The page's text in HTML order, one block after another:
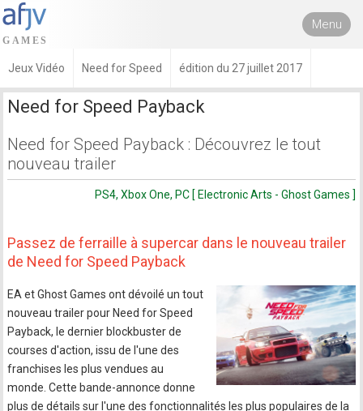
Menu
Jeux Vidéo Need for Speed édition du 27 juillet 2017
Need for Speed Payback
Need for Speed Payback : Découvrez le tout
nouveau trailer
PS4, Xbox One, PC [ Electronic Arts - Ghost Games ]
Passez de ferraille à supercar dans le nouveau trailer
de Need for Speed Payback
EA et Ghost Games ont dévoilé un tout
nouveau trailer pour Need for Speed
Payback, le dernier blockbuster de
courses d'action, issu de l'une des
franchises les plus vendues au
monde. Cette bande-annonce donne
plus de détails sur l'une des fonctionnalités les plus populaires de la